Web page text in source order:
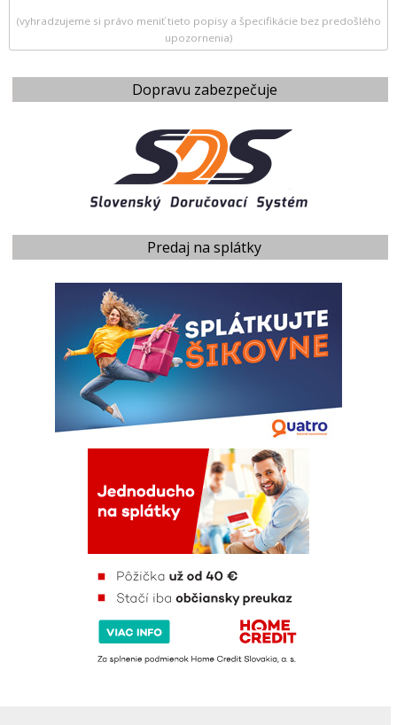
Dopravu zabezpečuje
Predaj na splátky
(vyhradzujeme si právo meniť tieto popisy a špecifikácie bez predošlého
upozornenia)